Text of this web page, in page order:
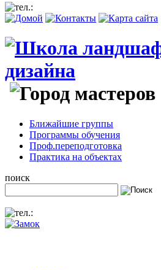
Ближайшие группы
Программы обучения
Проф.переподготовка
Практика на объектах
поиск